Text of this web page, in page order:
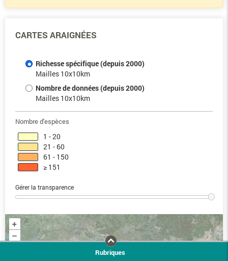
CARTES ARAIGNÉES
Richesse spécifique (depuis 2000)
Mailles 10x10km
Nombre de données (depuis 2000)
Mailles 10x10km
Nombre d'espèces
1 - 20
21 - 60
61 - 150
≥ 151
Gérer la transparence
+
–
Rubriques